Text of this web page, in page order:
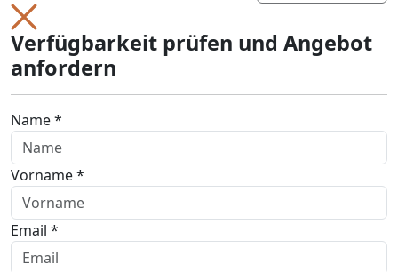
Verfügbarkeit prüfen und Angebot
anfordern
Name *
Vorname *
Email *